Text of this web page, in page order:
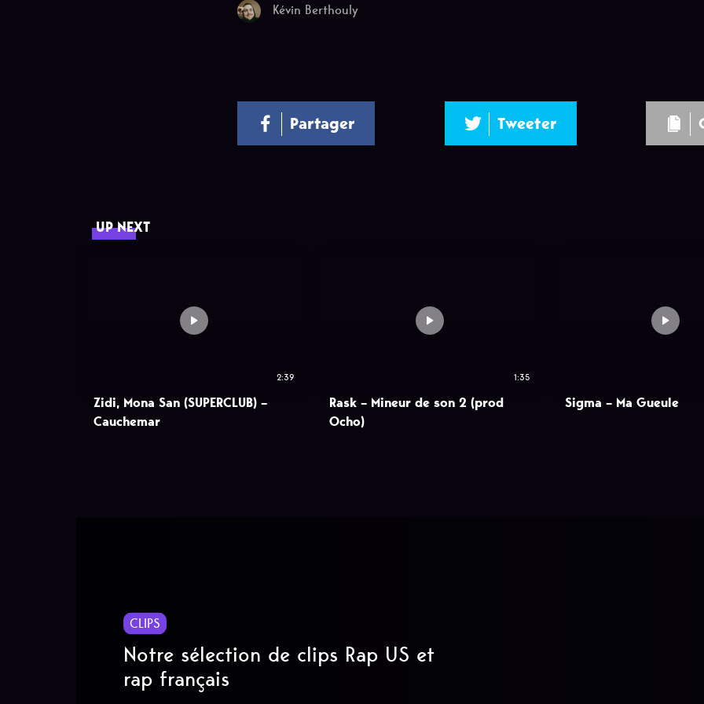
Kévin Berthouly
Partager Tweeter
UP NEXT
2:39
Zidi, Mona San (SUPERCLUB) –
Cauchemar
1:35
Rask – Mineur de son 2 (prod
Ocho)
Sigma – Ma Gueule
CLIPS
Notre sélection de clips Rap US et
rap français